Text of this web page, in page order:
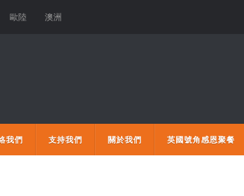
歐陸 澳洲
我們 支持我們 關於我們 英國號角感恩聚餐